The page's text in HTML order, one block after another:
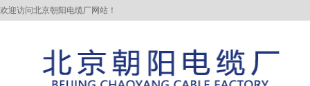
欢迎访问北京朝阳电缆厂网站！